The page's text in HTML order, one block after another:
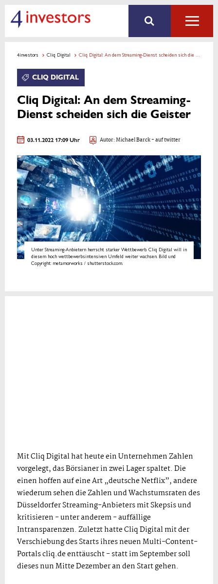
4investors Cliq Digital Cliq Digital: An dem Streaming-Dienst scheiden sich die Geister
CLIQ DIGITAL
Cliq Digital: An dem Streaming-
Dienst scheiden sich die Geister
03.11.2022 17:09 Uhr Autor:Michael Barck- auf twitter
Unter Streaming-Anbietern herrscht starker Wettbewerb. Cliq Digital will in
diesem hoch wettbewerbsintensiven Umfeld weiter wachsen. Bild und
Copyright: metamorworks / shutterstock.com.
Mit Cliq Digital hat heute ein Unternehmen Zahlen
vorgelegt, das Börsianer in zwei Lager spaltet. Die
einen hoffen auf eine Art „deutsche Netflix”, andere
wiederum sehen die Zahlen und Wachstumsraten des
Düsseldorfer Streaming-Anbieters mit Skepsis und
kritisieren - unter anderem - auffällige
Intransparenzen. Zuletzt hatte Cliq Digital mit der
Verschiebung des Starts ihres neuen Multi-Content-
Portals cliq.de enttäuscht - statt im September soll
dieses nun Mitte Dezember an den Start gehen.